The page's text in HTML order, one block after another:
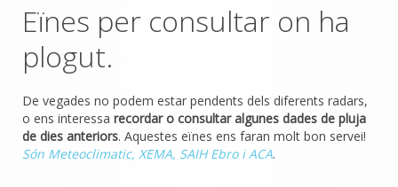
Eïnes per consultar on ha
plogut.
De vegades no podem estar pendents dels diferents radars,
o ens interessa recordar o consultar algunes dades de pluja
de dies anteriors. Aquestes eïnes ens faran molt bon servei!
Són Meteoclimatic, XEMA, SAIH Ebro i ACA.